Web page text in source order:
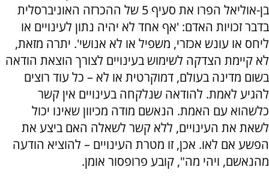
בן-אוליאל הפרו את סעיף 5 של ההכרזה האוניברסלית
בדבר זכויות האדם: 'אף אחד לא יהיה נתון לעינויים או
ליחס או עונש אכזרי, משפיל או לא אנושי'. יתרה מזאת,
לא קיימת הצדקה לשימוש בעינויים לצורך הוצאת הודאה
בשום מדינה בעולם, דמוקרטית או לא – כל עוד רוצים
להגיע לאמת. להודאה שנלקחה בעינויים אין קשר
כלשהוא עם האמת. הנאשם מודה מכיוון שאינו יכול
לשאת את העינויים, ללא קשר לשאלה האם ביצע את
הפשע אם לאו. אכן, זו מטרת העינויים – להוציא הודעה
מהנאשם, ויהי מה", קובע פרופסור אומן.